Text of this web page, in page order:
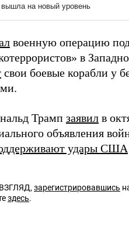
военную операцию
в
свои боевые корабли у
Трамп заявил в
объявления
удары США
зарегистрировавшись
здесь.